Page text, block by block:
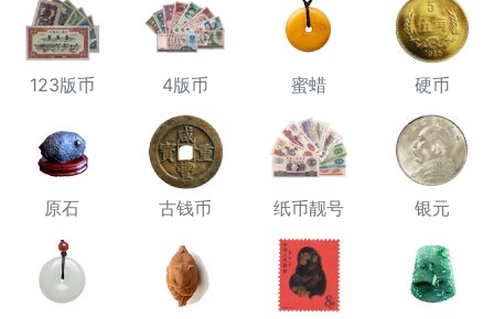
123版币 4版币 蜜蜡 硬币
原石 古钱币 纸币靓号 银元